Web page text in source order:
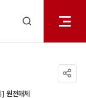
열기
원전해체